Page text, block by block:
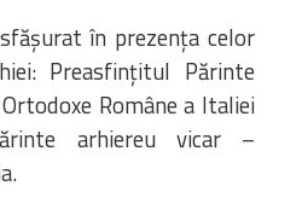
în prezența celor
Preasfințitul Părinte
Române a Italiei
arhiereu vicar –